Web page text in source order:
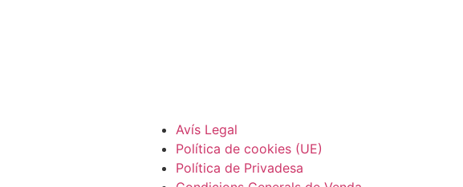
Avís Legal
Política de cookies (UE)
Política de Privadesa